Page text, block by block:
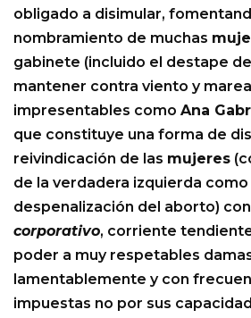
obligado a disimular,
nombramiento de muchas
gabinete (incluido el destape de
mantener contra viento y
impresentables como Ana
que constituye una forma de
reivindicación de las mujeres
de la verdadera izquierda como
despenalización del aborto) con
corporativo, corriente
poder a muy respetables
lamentablemente y con
impuestas no por sus